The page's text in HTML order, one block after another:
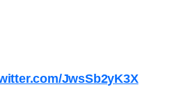
JwsSb2yK3X